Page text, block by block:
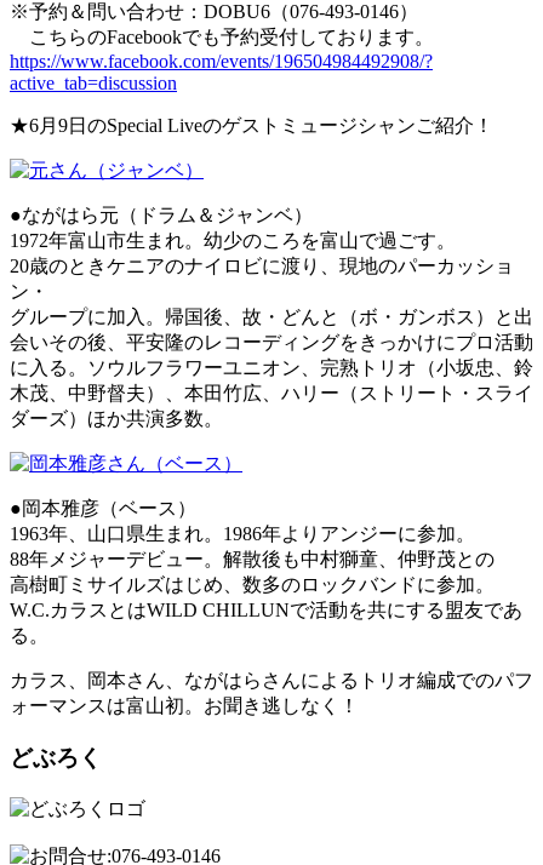
※予約＆問い合わせ：DOBU6（076-493-0146）
こちらのFacebookでも予約受付しております。
https://www.facebook.com/events/196504984492908/?
active_tab=discussion
★6月9日のSpecial Liveのゲストミュージシャンご紹介！
●ながはら元（ドラム＆ジャンベ）
1972年富⼭市⽣まれ。幼少のころを富⼭で過ごす。
20歳のときケニアのナイロビに渡り、現地のパーカッショ
ン・
グループに加⼊。帰国後、故・どんと（ボ・ガンボス）と出
会いその後、平安隆のレコーディングをきっかけにプロ活動
に⼊る。ソウルフラワーユニオン、完熟トリオ（⼩坂忠、鈴
⽊茂、中野督夫）、本⽥⽵広、ハリー（ストリート・スライ
ダーズ）ほか共演多数。
●岡本雅彦（ベース）
1963年、⼭⼝県⽣まれ。1986年よりアンジーに参加。
88年メジャーデビュー。解散後も中村獅童、仲野茂との
⾼樹町ミサイルズはじめ、数多のロックバンドに参加。
W.C.カラスとはWILD CHILLUNで活動を共にする盟友であ
る。
カラス、岡本さん、ながはらさんによるトリオ編成でのパフ
ォーマンスは富山初。お聞き逃しなく！
どぶろく